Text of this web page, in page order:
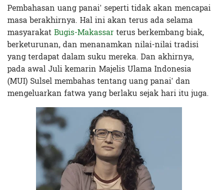
Pembahasan uang panai’ seperti tidak akan mencapai
masa berakhirnya. Hal ini akan terus ada selama
masyarakatBugis-Makassarterus berkembang biak,
berketurunan, dan menanamkan nilai-nilai tradisi
yang terdapat dalam suku mereka. Dan akhirnya,
pada awal Juli kemarin Majelis Ulama Indonesia
(MUI) Sulsel membahas tentang uang panai’ dan
mengeluarkan fatwa yang berlaku sejak hari itu juga.